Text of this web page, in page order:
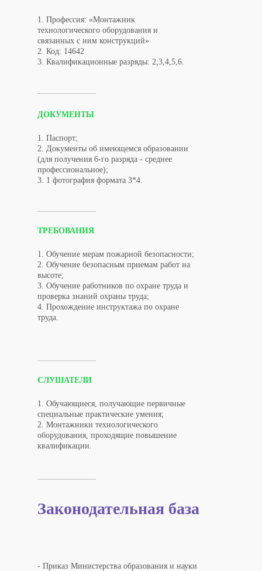
ДОКУМЕНТЫ
СЛУШАТЕЛИ
ТРЕБОВАНИЯ
1. Профессия: «Монтажник
технологического оборудования и
связанных с ним конструкций»
2. Код: 14642
3. Квалификационные разряды: 2,3,4,5,6.
1. Паспорт;
2. Документы об имеющемся образовании
(для получения 6-го разряда - среднее
профессиональное);
3. 1 фотография формата 3*4.
1. Обучающиеся, получающие первичные
специальные практические умения;
2. Монтажники технологического
оборудования, проходящие повышение
квалификации.
1. Обучение мерам пожарной безопасности;
2. Обучение безопасным приемам работ на
высоте;
3. Обучение работников по охране труда и
проверка знаний охраны труда;
4. Прохождение инструктажа по охране
труда.
Законодательная база
- Приказ Министерства образования и науки